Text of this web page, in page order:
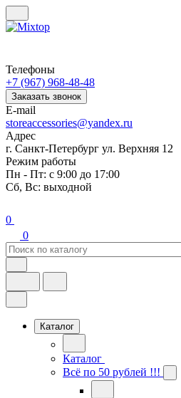
Телефоны
+7 (967) 968-48-48
Заказать звонок
E-mail
storeaccessories@yandex.ru
Адрес
г. Санкт-Петербург ул. Верхняя 12
Режим работы
Пн - Пт: с 9:00 до 17:00
Сб, Вс: выходной
0
0
Каталог
Каталог
Всё по 50 рублей !!!